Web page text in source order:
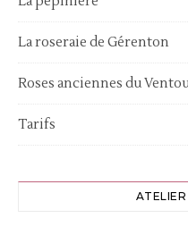
La roseraie de Gérenton
Roses anciennes du
Tarifs